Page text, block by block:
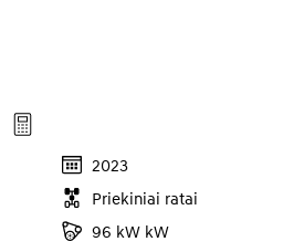
2023
Priekiniai ratai
96 kW kW